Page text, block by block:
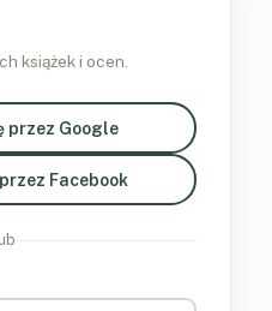
książek i ocen.
przez Google
Facebook